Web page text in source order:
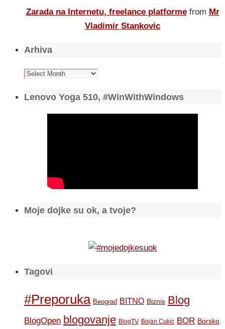
Zarada na Internetu, freelance platforme from Mr
Vladimir Stankovic
Arhiva
Arhiva
Lenovo Yoga 510, #WinWithWindows
Moje dojke su ok, a tvoje?
Tagovi
#Preporuka Beograd BITNO Biznis Blog
BlogOpen blogovanje BlogTV Bojan Cukic BOR Borsko